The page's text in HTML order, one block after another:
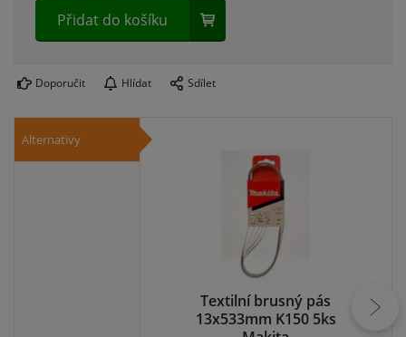
Přidat do košíku
Doporučit Hlídat Sdílet
Alternativy
Textilní brusný pás
13x533mm K150 5ks